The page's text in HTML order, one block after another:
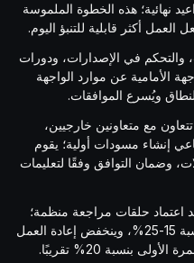
نهائية؛ هذه الخطوة الملموسة
أكثر قابلية للتنبؤ اليوم.
والتحكم في الإصدارات، ودورات
الأمامية عن موارد الواجهة
ويُسرع الموافقات.
مع متعاونين خارجيين،
إنشاء مسودات أولية؛ يقوم
وضمان التوافق وفقًا لتعليمات
اعتماد حلقات مراجعة منظمة؛
في المتوسط، ينخفض وقت الدورة بنسبة 15-25%، وينخفض إعادة العمل